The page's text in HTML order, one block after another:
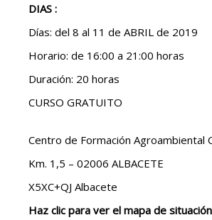
DIAS :
Días: del 8 al 11 de ABRIL de 2019
Horario: de 16:00 a 21:00 horas
Duración: 20 horas
CURSO GRATUITO
Centro de Formación Agroambiental
Km. 1,5 – 02006 ALBACETE
X5XC+QJ Albacete
Haz clic para ver el mapa de situación